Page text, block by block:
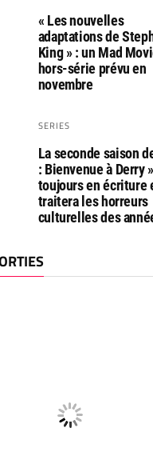
« Les nouvelles
adaptations de
King » : un Mad
hors-série prévu en
novembre
SERIES
La seconde saison
: Bienvenue à Derry
toujours en écriture
traitera les horreurs
culturelles des